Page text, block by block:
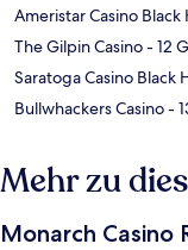
Ameristar Casino Black
The Gilpin Casino- 12
Saratoga Casino Black
Bullwhackers Casino-
Mehr zu
Monarch Casino